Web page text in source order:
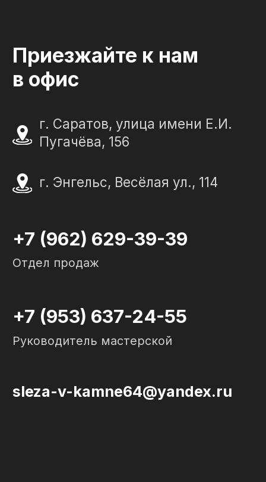
"Слеза в камне"
ИП Портенко Артем Дмитриевич
320645100001950
Политика конфиденциальности